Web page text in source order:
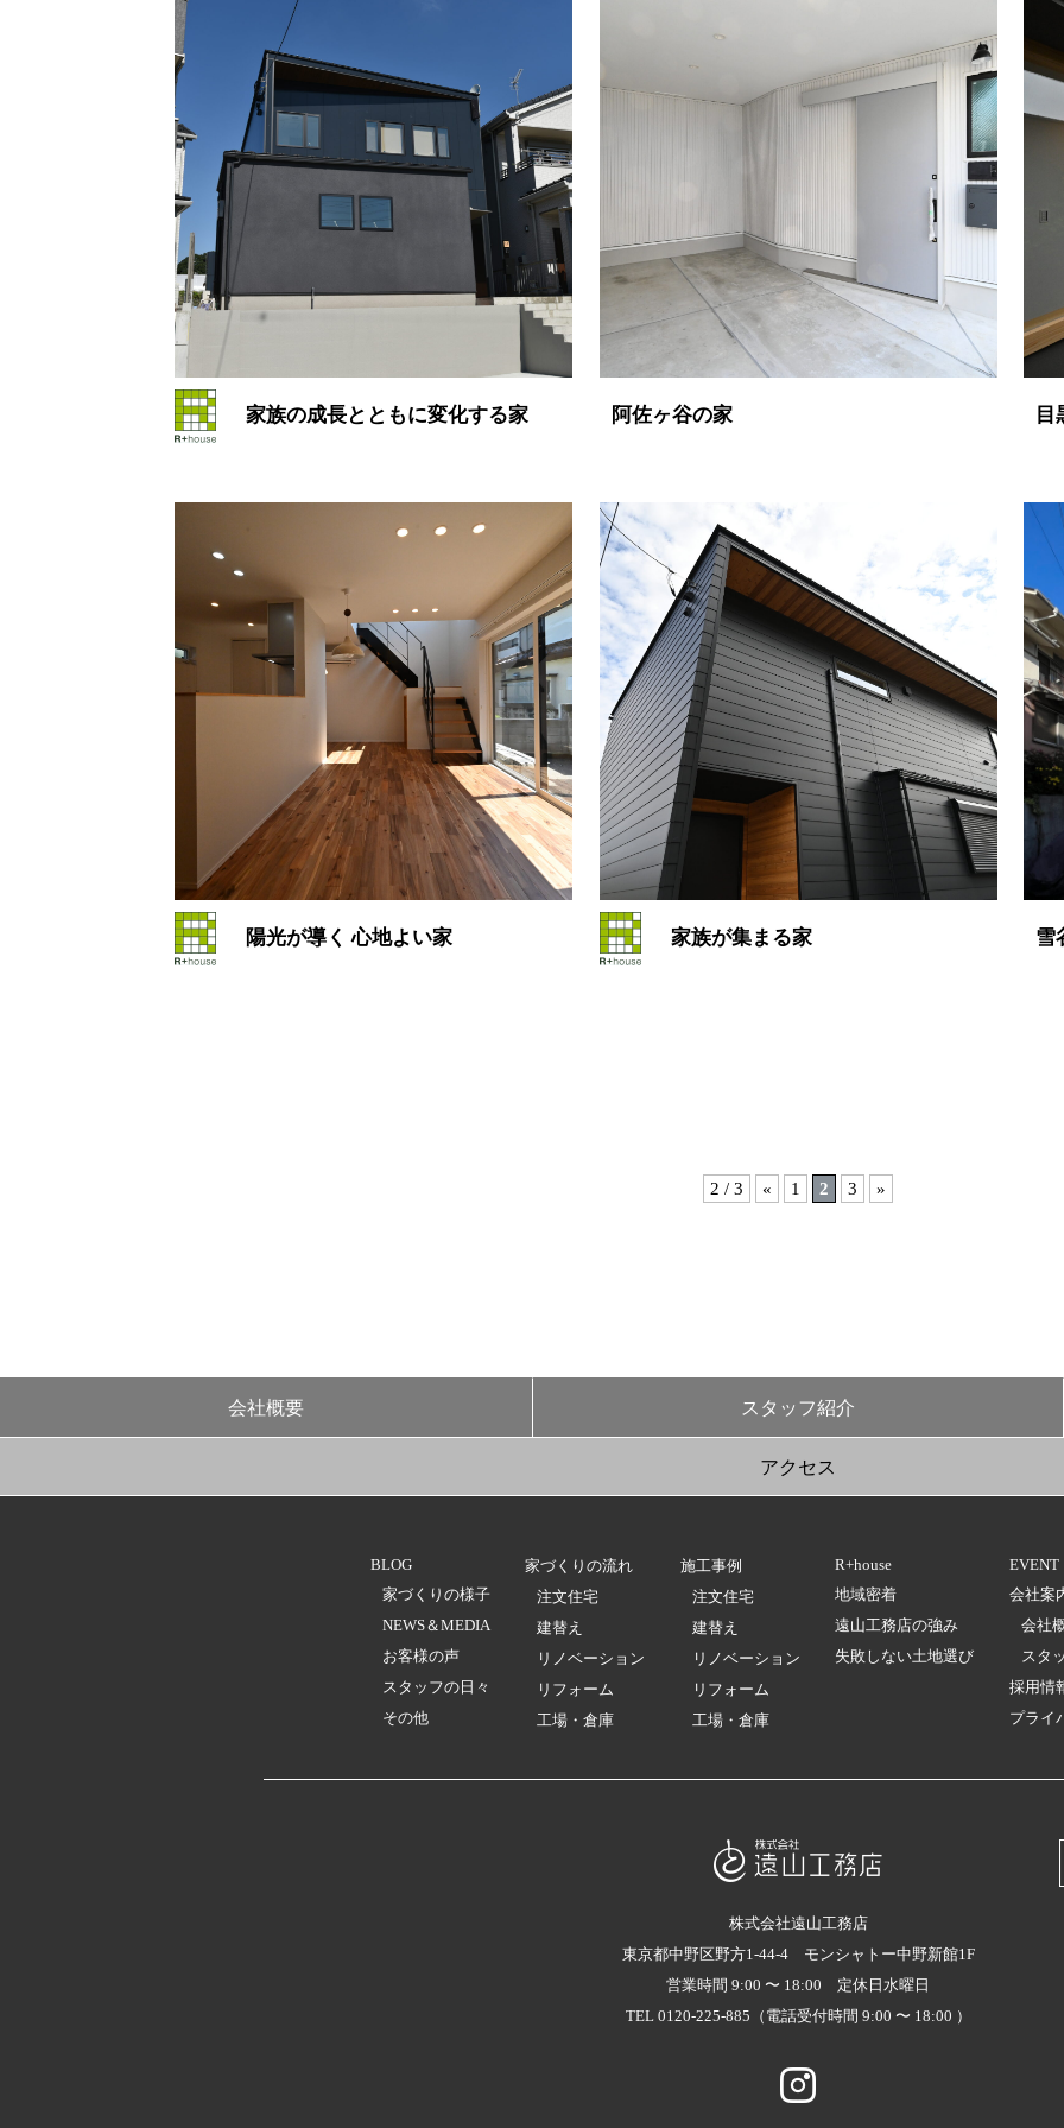
家族の成長とともに変化する家 阿佐ヶ谷の家 目
陽光が導く 心地よい家 家族が集まる家 雪
2 / 3 « 1 2 3 »
会社概要 スタッフ紹介
アクセス
BLOG
家づくりの様子
NEWS＆MEDIA
お客様の声
スタッフの日々
その他
家づくりの流れ
注文住宅
建替え
リノベーション
リフォーム
工場・倉庫
施工事例
注文住宅
建替え
リノベーション
リフォーム
工場・倉庫
R+house
地域密着
遠山工務店の強み
失敗しない土地選び
EVENT
会社案
会社
スタ
採用情
プライ
株式会社遠山工務店
東京都中野区野方1-44-4 モンシャトー中野新館1F
営業時間 9:00 〜 18:00 定休日水曜日
TEL 0120-225-885（電話受付時間 9:00 〜 18:00 ）